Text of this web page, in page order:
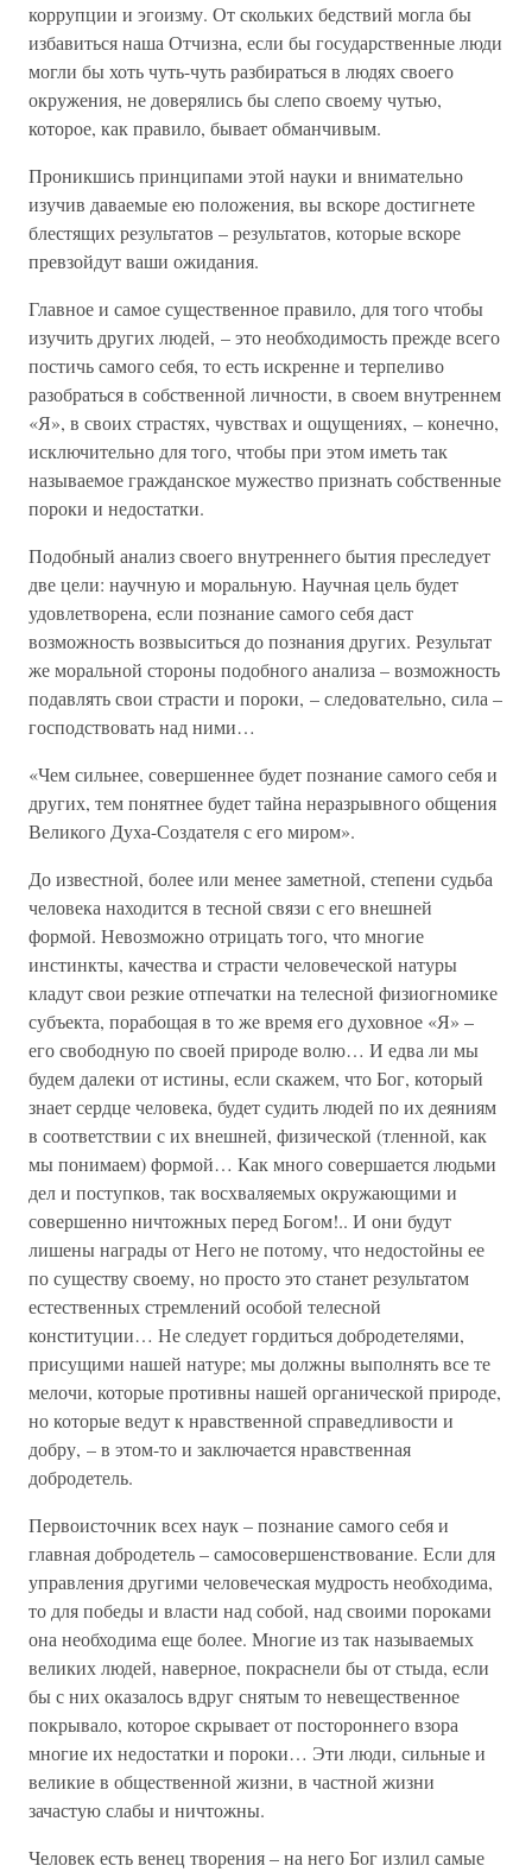
коррупции и эгоизму. От скольких бедствий могла бы
избавиться наша Отчизна, если бы государственные люди
могли бы хоть чуть-чуть разбираться в людях своего
окружения, не доверялись бы слепо своему чутью,
которое, как правило, бывает обманчивым.
Проникшись принципами этой науки и внимательно
изучив даваемые ею положения, вы вскоре достигнете
блестящих результатов – результатов, которые вскоре
превзойдут ваши ожидания.
Главное и самое существенное правило, для того чтобы
изучить других людей, – это необходимость прежде всего
постичь самого себя, то есть искренне и терпеливо
разобраться в собственной личности, в своем внутреннем
«Я», в своих страстях, чувствах и ощущениях, – конечно,
исключительно для того, чтобы при этом иметь так
называемое гражданское мужество признать собственные
пороки и недостатки.
Подобный анализ своего внутреннего бытия преследует
две цели: научную и моральную. Научная цель будет
удовлетворена, если познание самого себя даст
возможность возвыситься до познания других. Результат
же моральной стороны подобного анализа – возможность
подавлять свои страсти и пороки, – следовательно, сила –
господствовать над ними…
«Чем сильнее, совершеннее будет познание самого себя и
других, тем понятнее будет тайна неразрывного общения
Великого Духа-Создателя с его миром».
До известной, более или менее заметной, степени судьба
человека находится в тесной связи с его внешней
формой. Невозможно отрицать того, что многие
инстинкты, качества и страсти человеческой натуры
кладут свои резкие отпечатки на телесной физиогномике
субъекта, порабощая в то же время его духовное «Я» –
его свободную по своей природе волю… И едва ли мы
будем далеки от истины, если скажем, что Бог, который
знает сердце человека, будет судить людей по их деяниям
в соответствии с их внешней, физической (тленной, как
мы понимаем) формой… Как много совершается людьми
дел и поступков, так восхваляемых окружающими и
совершенно ничтожных перед Богом!.. И они будут
лишены награды от Него не потому, что недостойны ее
по существу своему, но просто это станет результатом
естественных стремлений особой телесной
конституции… Не следует гордиться добродетелями,
присущими нашей натуре; мы должны выполнять все те
мелочи, которые противны нашей органической природе,
но которые ведут к нравственной справедливости и
добру, – в этом-то и заключается нравственная
добродетель.
Первоисточник всех наук – познание самого себя и
главная добродетель – самосовершенствование. Если для
управления другими человеческая мудрость необходима,
то для победы и власти над собой, над своими пороками
она необходима еще более. Многие из так называемых
великих людей, наверное, покраснели бы от стыда, если
бы с них оказалось вдруг снятым то невещественное
покрывало, которое скрывает от постороннего взора
многие их недостатки и пороки… Эти люди, сильные и
великие в общественной жизни, в частной жизни
зачастую слабы и ничтожны.
Человек есть венец творения – на него Бог излил самые